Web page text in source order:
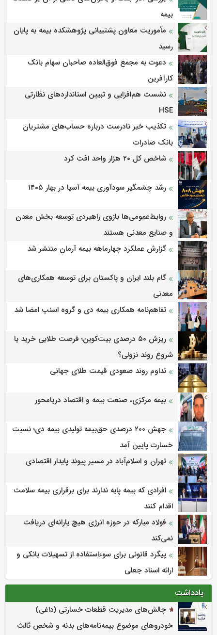
بیمه
مأموریت معاون پشتیبانی پژوهشكده بیمه به پایان
رسید
دعوت به مجمع فوق‌العاده صاحبان سهام بانک
کارآفرین
نشست هم‌افزایی و تبیین استانداردهای نظارتی
HSE
تکذیب خبر نادرست درباره حساب‌های مشتریان
بانک صادرات
شاخص کل ۲۰ هزار واحد افت کرد
رشد چشمگیر سودآوری بیمه آسیا در بهار ۱۴۰۵
روابط‌‌عمومی‌ها بازوی راهبردی توسعه بخش معدن
و صنایع معدنی هستند
گزارش عملکرد چهارماهه بیمه آرمان منتشر شد
گام بلند ایران و پاکستان برای توسعه همکاری‌های
معدنی
تفاهم‌نامه همکاری بیمه دی و گروه اسنپ امضا شد
ریزش ۵۰ درصدی بیت‌کوین؛ فرصت طلایی خرید یا
شروع روند نزولی؟
تداوم روند صعودی قیمت طلای جهانی
بیمه مرکزی، صنعت بیمه و اقتصاد دریامحور
جهش ۲۰۰ درصدی حق‌بیمه تولیدی بیمه دی؛ نسبت
خسارت پایین آمد
تهران و اسلام‌آباد در مسیر پیوند پایدار اقتصادی
افرادی که بیمه پایه ندارند برای برقراری بیمه سلامت
اقدام کنند
فولاد مبارکه در حوزه انرژی هیچ یارانه‌ای دریافت
نمی‌کند
پیگرد قانونی برای سوءاستفاده از تسهیلات بانکی و
ارائه اسناد جعلی
یادداشت
چالش‌های مدیریت قطعات خسارتی (داغی)
خودروهای موضوع بیمه‌نامه‌های بدنه و شخص ثالث